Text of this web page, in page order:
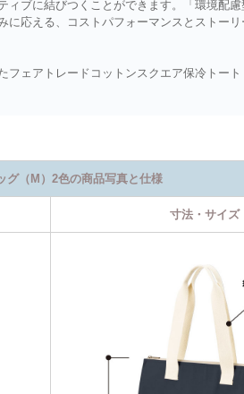
ィブに結びつくことができます。「環境配
に応える、コストパフォーマンスとストー
ェアトレードコットンスクエア保冷トート
グ（M）2色の商品写真と仕様
寸法・サイズ